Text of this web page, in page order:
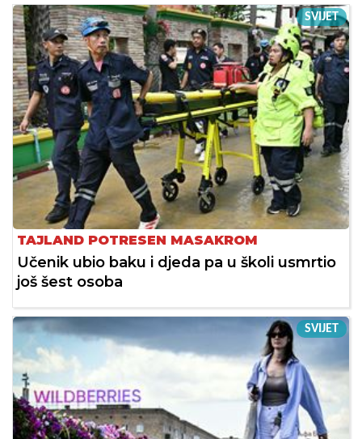
SVIJET
TAJLAND POTRESEN MASAKROM
Učenik ubio baku i djeda pa u školi usmrtio
još šest osoba
SVIJET